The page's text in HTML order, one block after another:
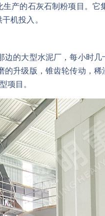
的石灰石制粉项目。它集
机投入。
的大型水泥厂，每小时几
的升级版，锥齿轮传动，稀
目。